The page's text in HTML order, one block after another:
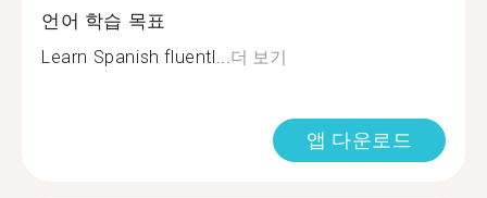
언어 학습 목표
Learn Spanish fluentl...더 보기
앱 다운로드